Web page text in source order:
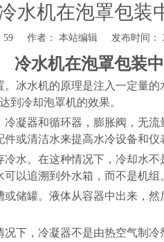
水机在泡罩包装
59 作者： 本站编辑 发布时间：
冷水机在泡罩包装
冰水机的原理是注入一定量
到冷却泡罩机的效果。
凝器和循环器，膨胀阀，无
或清洁水来提高水冷设备和
水。在这种情况下，冷却水
以追溯到外水箱，而不是机组
储罐。液体从容器中出来，
下，冷凝器不是由热空气制